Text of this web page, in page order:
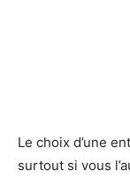
Le choix d’une
surtout si vous